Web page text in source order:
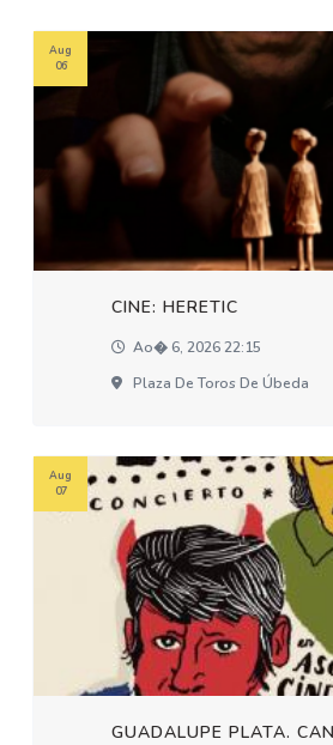
CINE: HERETIC
Ao� 6, 2026 22:15
Plaza De Toros De Úbeda
Aug
06
GUADALUPE PLATA.
Aug
07